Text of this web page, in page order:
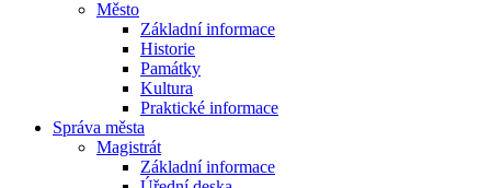
Město
Základní informace
Historie
Památky
Kultura
Praktické informace
Správa města
Magistrát
Základní informace